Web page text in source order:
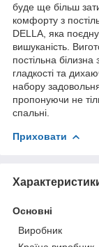
буде ще більш
комфорту з
DELLA, яка
вишуканість.
постільна
гладкості та
набору
пропонуючи не
спальні.
Приховати
Основні
Виробник